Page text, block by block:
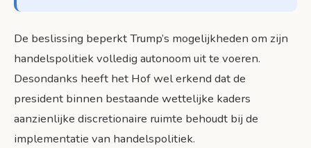
De beslissing beperkt Trump’s mogelijkheden om zijn
handelspolitiek volledig autonoom uit te voeren.
Desondanks heeft het Hof wel erkend dat de
president binnen bestaande wettelijke kaders
aanzienlijke discretionaire ruimte behoudt bij de
implementatie van handelspolitiek.